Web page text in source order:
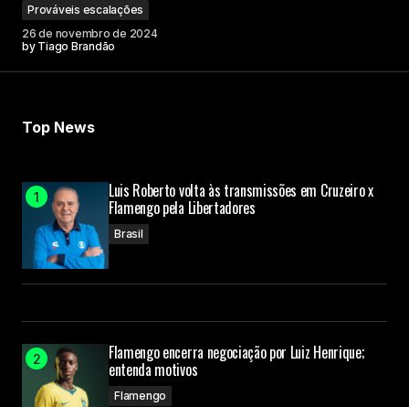
Your Name
Prováveis escalações
26 de novembro de 2024
by Tiago Brandão
Top News
Luis Roberto volta às transmissões em Cruzeiro x
Flamengo pela Libertadores
Brasil
Flamengo encerra negociação por Luiz Henrique;
entenda motivos
Flamengo